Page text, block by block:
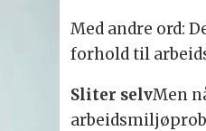
Med andre ord:
forhold til
Sliter selvMen